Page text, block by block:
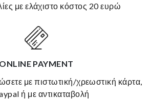
με ελάχιστο κόστος 20 ευρώ
ONLINE PAYMENT
ή με αντικαταβολή